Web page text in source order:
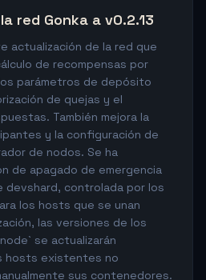
red Gonka a v0.2.13
actualización de la red que
de recompensas por
parámetros de depósito
de quejas y el
También mejora la
y la configuración de
de nodos. Se ha
de apagado de emergencia
devshard, controlada por los
los hosts que se unan
las versiones de los
se actualizarán
hosts existentes no
sus contenedores.